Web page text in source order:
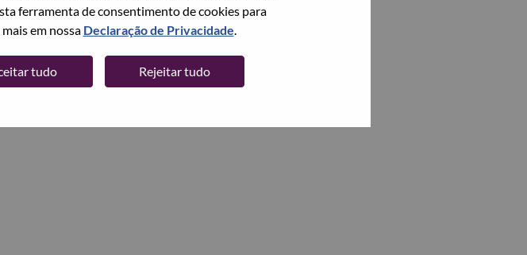
ferramenta de consentimento de cookies para
em nossa Declaração de Privacidade
tudo Rejeitar tudo